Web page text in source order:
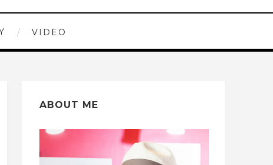
VIDEO
ABOUT ME